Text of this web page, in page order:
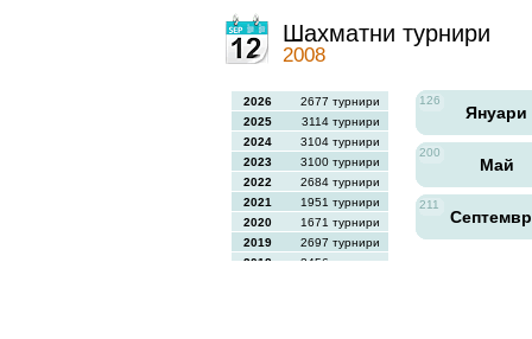
Шахматни турнири
2008
2026
2677 турнири
2025
3114 турнири
2024
3104 турнири
2023
3100 турнири
2022
2684 турнири
2021
1951 турнири
2020
1671 турнири
2019
2697 турнири
2018
2456 турнири
126
Януари
200
Май
211